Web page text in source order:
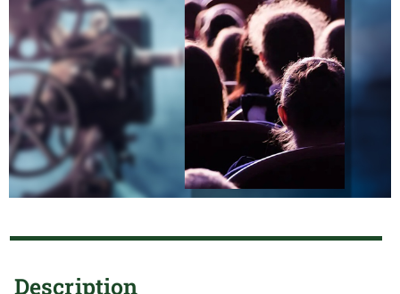
Description